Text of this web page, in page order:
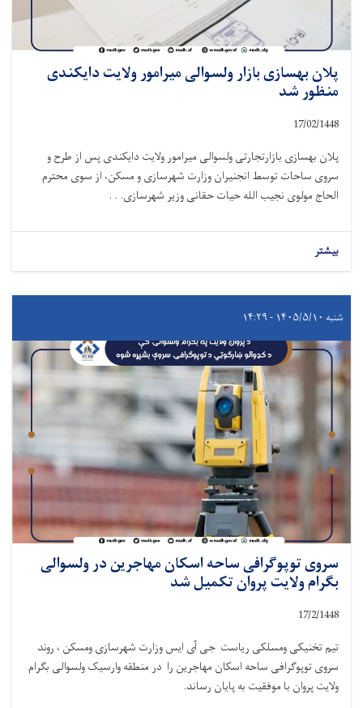
پلان بهسازی بازار ولسوالی میرامور ولایت دایکندی
منظور شد
17/02/1448
پلان بهسازی بازارتجارتی ولسوالی میرامور ولایت دایکندی پس از طرح و
سروی ساحات توسط انجنیران وزارت شهرسازی و مسکن، از سوی محترم
الحاج مولوی نجیب الله حیات حقانی وزیر شهرسازی. . .
بیشتر
شنبه ۱۴۰۵/۵/۱۰ - ۱۴:۲۹
سروی توپوگرافی ساحه اسکان مهاجرین در ولسوالی
بگرام ولایت پروان تکمیل شد
17/2/1448
تیم تخنیکی ومسلکی ریاست جی آی ایس وزارت شهرسازی ومسکن ، روند
سروی توپوگرافی ساحه اسکان مهاجرین را در منطقه وارسیک ولسوالی بگرام
ولایت پروان با موفقیت به پایان رساند.